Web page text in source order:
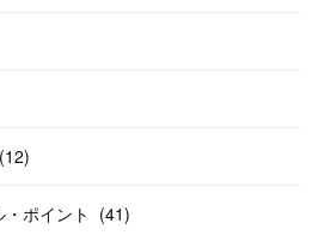
(12)
ポイント (41)